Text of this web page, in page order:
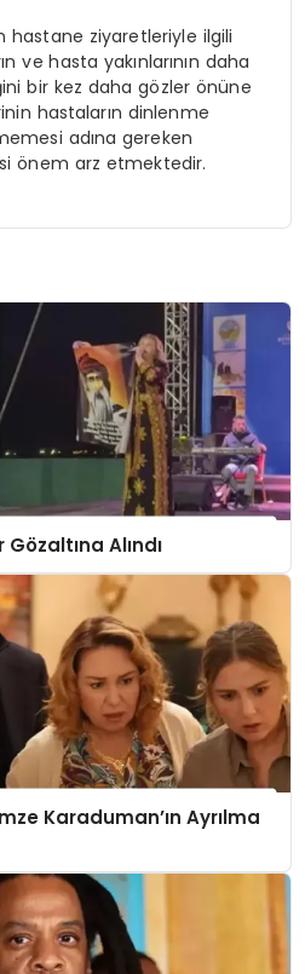
hastane ziyaretleriyle ilgili
ve hasta yakınlarının daha
bir kez daha gözler önüne
hastaların dinlenme
adına gereken
önem arz etmektedir.
Alındı
Karaduman’ın Ayrılma